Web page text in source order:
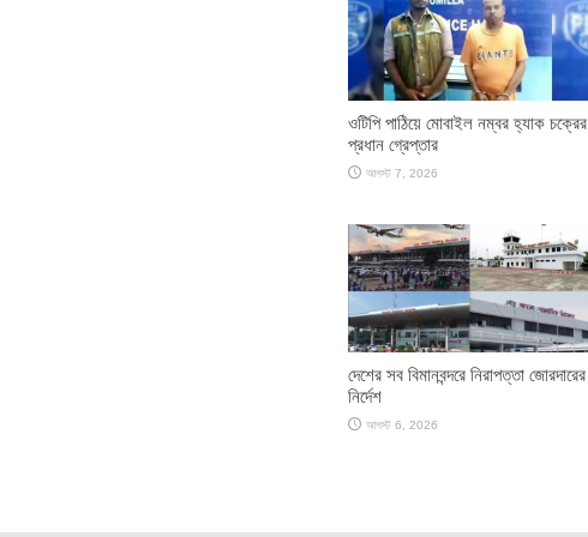
ওটিপি পাঠিয়ে মোবাইল নম্বর হ্যাক চক্রের
প্রধান গ্রেপ্তার
আগস্ট 7, 2026
দেশের সব বিমানবন্দরে নিরাপত্তা জোরদারের
নির্দেশ
আগস্ট 6, 2026